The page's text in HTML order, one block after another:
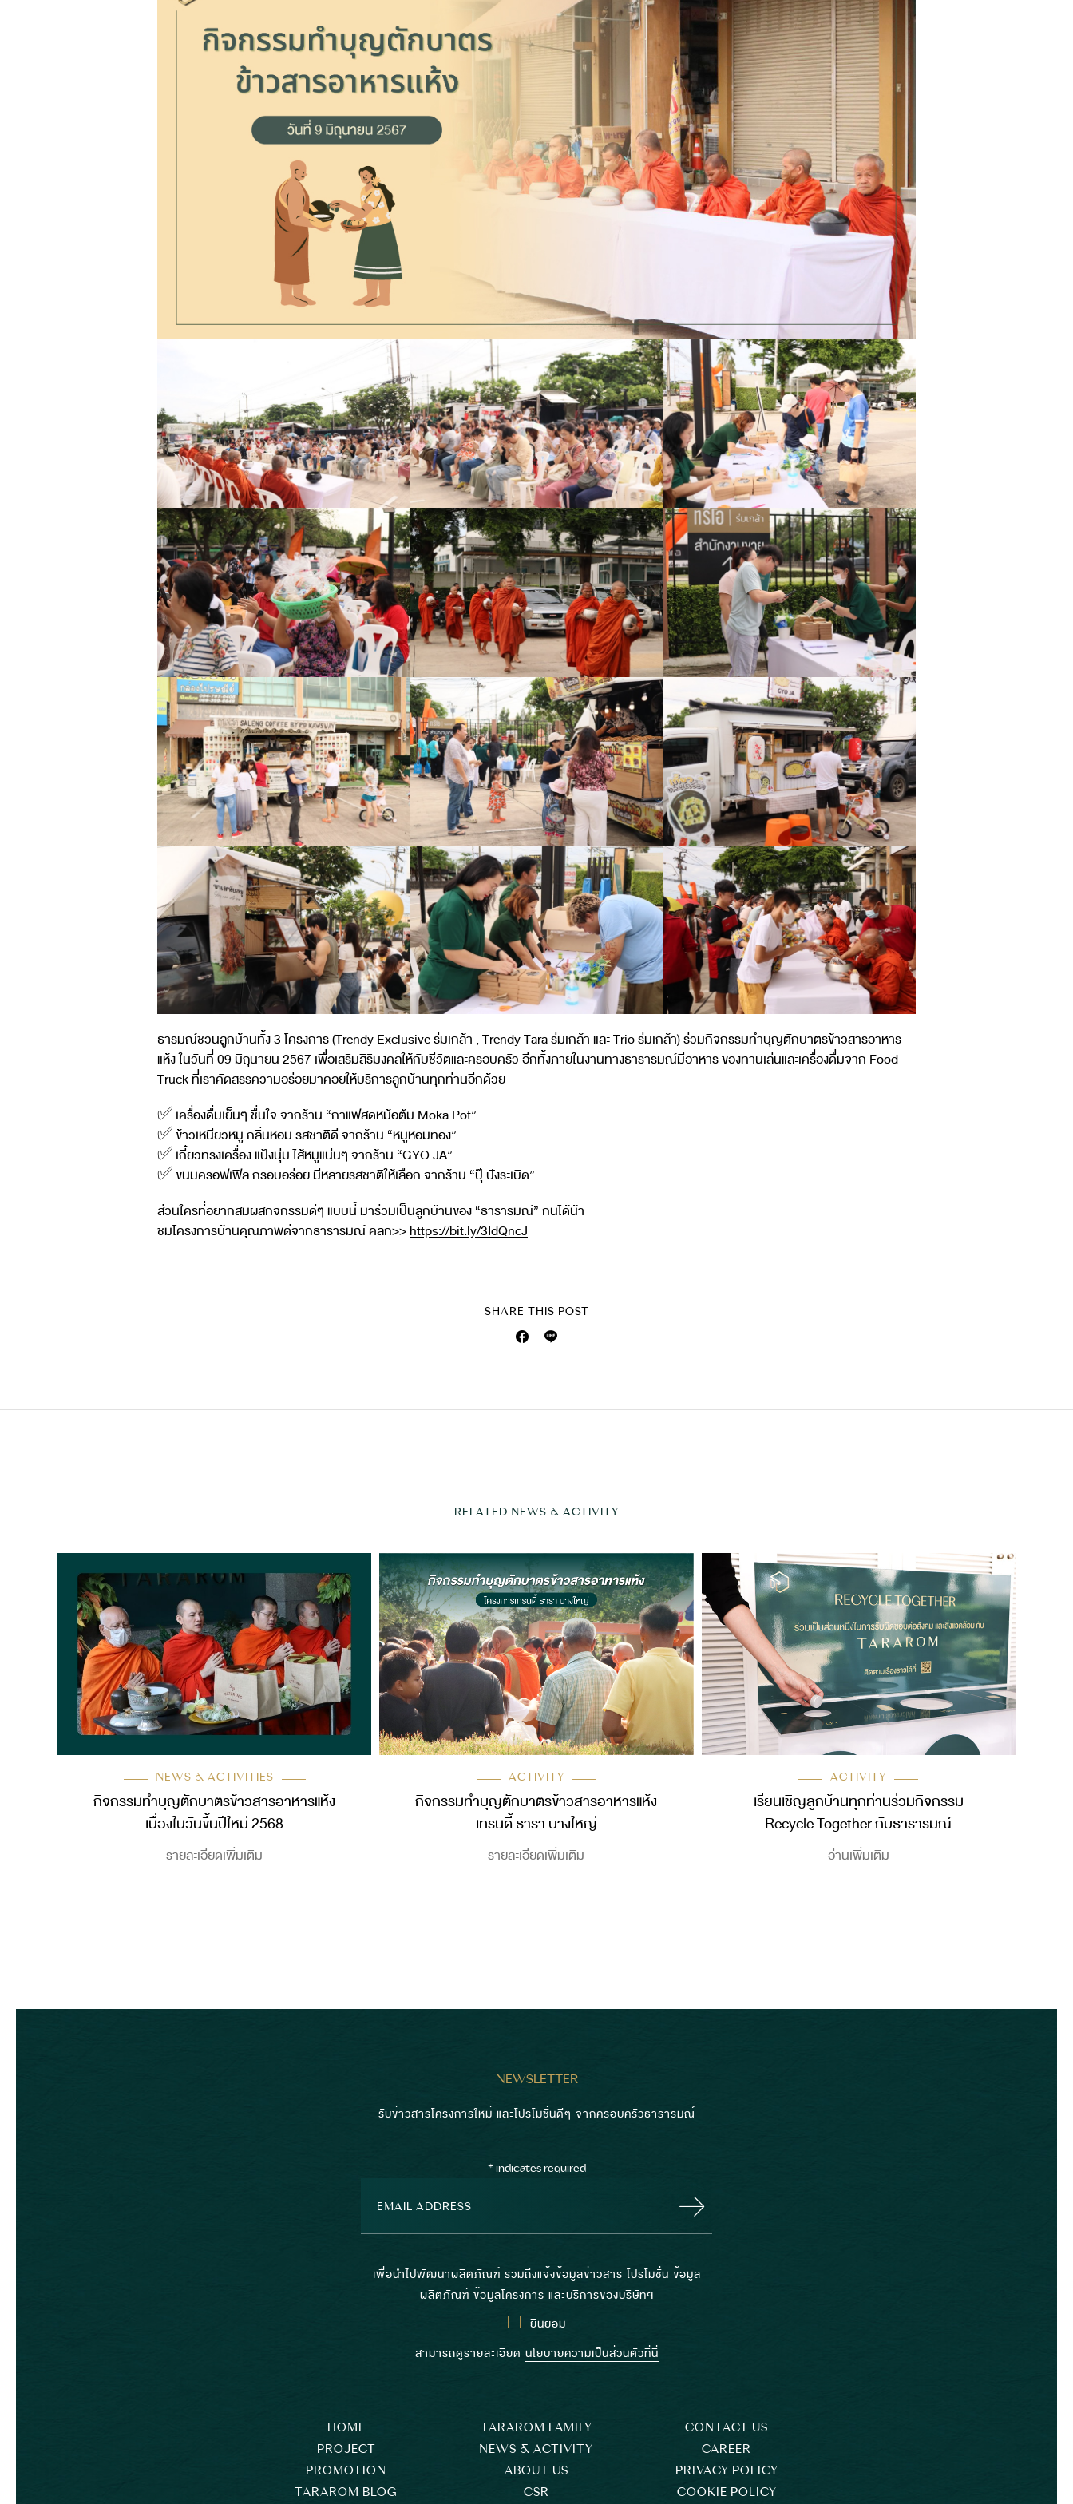
ธารมณ์ชวนลูกบ้านทั้ง 3 โครงการ (Trendy Exclusive ร่มเกล้า , Trendy Tara ร่มเกล้า และ Trio ร่มเกล้า) ร่วมกิจกรรมทำบุญตักบาตรข้าวสารอาหาร
แห้ง ในวันที่ 09 มิถุนายน 2567 เพื่อเสริมสิริมงคลให้กับชีวิตและครอบครัว อีกทั้งภายในงานทางธารารมณ์มีอาหาร ของทานเล่นและเครื่องดื่มจาก Food
Truck ที่เราคัดสรรความอร่อยมาคอยให้บริการลูกบ้านทุกท่านอีกด้วย
✅ เครื่องดื่มเย็นๆ ชื่นใจ จากร้าน “กาแฟสดหม้อต้ม Moka Pot”
✅ ข้าวเหนียวหมู กลิ่นหอม รสชาติดี จากร้าน “หมูหอมทอง”
✅ เกี๋ยวทรงเครื่อง แป้งนุ่ม ไส้หมูแน่นๆ จากร้าน “GYO JA”
✅ ขนมครอฟเฟิล กรอบอร่อย มีหลายรสชาติให้เลือก จากร้าน “ปุ๊ ปังระเบิด”
ส่วนใครที่อยากสัมผัสกิจกรรมดีๆ แบบนี้ มาร่วมเป็นลูกบ้านของ “ธารารมณ์” กันได้น้า
ชมโครงการบ้านคุณภาพดีจากธารารมณ์ คลิก>>https://bit.ly/3IdQncJ
SHARE THIS POST
RELATED NEWS & ACTIVITY
NEWS & ACTIVITIES
กิจกรรมทำบุญตักบาตรข้าวสารอาหารแห้ง
เนื่องในวันขึ้นปีใหม่ 2568
รายละเอียดเพิ่มเติม
ACTIVITY
กิจกรรมทำบุญตักบาตรข้าวสารอาหารแห้ง
เทรนดี้ ธารา บางใหญ่
รายละเอียดเพิ่มเติม
ACTIVITY
เรียนเชิญลูกบ้านทุกท่านร่วมกิจกรรม
Recycle Together กับธารารมณ์
อ่านเพิ่มเติม
NEWSLETTER
รับข่าวสารโครงการใหม่ และโปรโมชั่นดีๆ จากครอบครัวธารารมณ์
* indicates required
เพื่อนำไปพัฒนาผลิตภัณฑ์ รวมถึงแจ้งข้อมูลข่าวสาร โปรโมชั่น ข้อมูล
ผลิตภัณฑ์ ข้อมูลโครงการ และบริการของบริษัทฯ
ยินยอม
สามารถดูรายละเอียด นโยบายความเป็นส่วนตัวที่นี่
HOME
PROJECT
PROMOTION
TARAROM BLOG
TARAROM FAMILY
NEWS & ACTIVITY
ABOUT US
CSR
CONTACT US
CAREER
PRIVACY POLICY
COOKIE POLICY